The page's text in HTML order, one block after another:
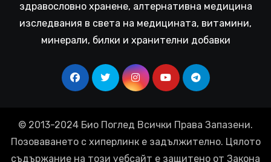
здравословно хранене, алтернативна медицина
изследвания в света на медицината, витамини,
минерали, билки и хранителни добавки
© 2013-2024 Био Поглед Всички Права Запазени.
Позоваването с хиперлинк е задължително. Цялото
съдържание на този уебсайт е защитено от Закона